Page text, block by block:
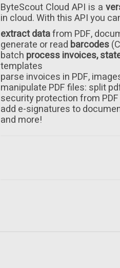
ByteScout Cloud API is a
in cloud. With this API you
extract datafrom PDF,
generate or read barcodes
batch process invoices,
templates
parse invoices in PDF,
manipulate PDF files: split
security protection from PDF
add e-signatures to
and more!